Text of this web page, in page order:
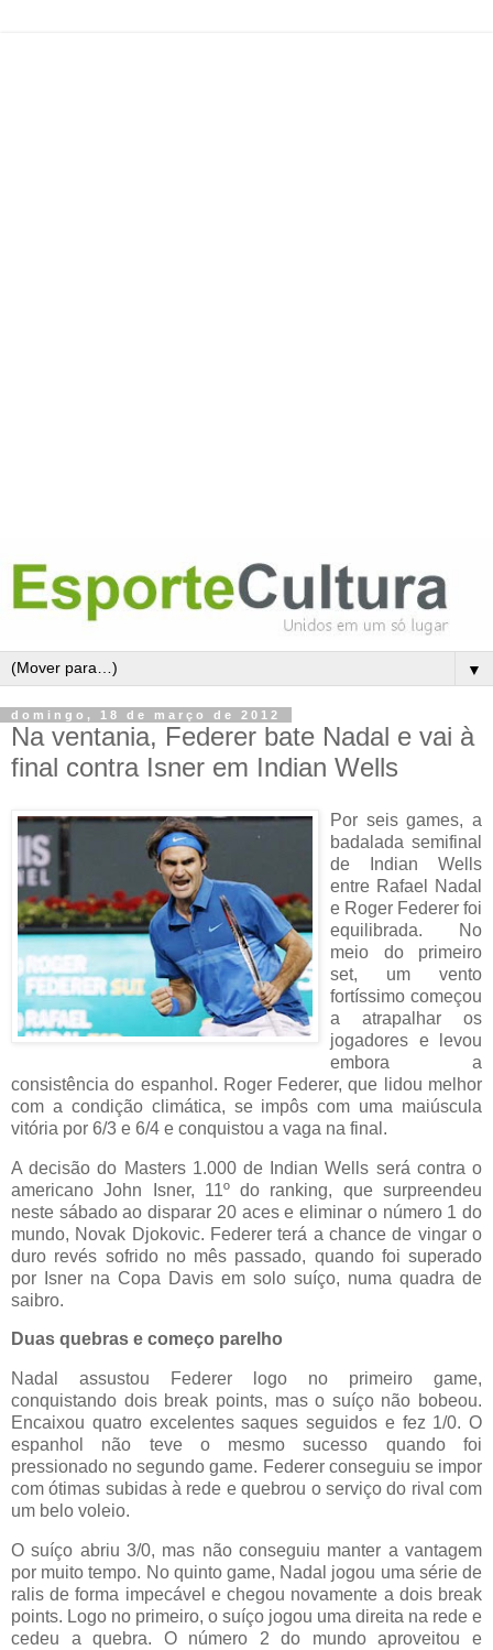
▼
domingo, 18 de março de 2012
Na ventania, Federer bate Nadal e vai à
final contra Isner em Indian Wells
Por seis games, a
badalada semifinal
de Indian Wells
entre Rafael Nadal
e Roger Federer foi
equilibrada. No
meio do primeiro
set, um vento
fortíssimo começou
a atrapalhar os
jogadores e levou
embora a
consistência do espanhol. Roger Federer, que lidou melhor
com a condição climática, se impôs com uma maiúscula
vitória por 6/3 e 6/4 e conquistou a vaga na final.
A decisão do Masters 1.000 de Indian Wells será contra o
americano John Isner, 11º do ranking, que surpreendeu
neste sábado ao disparar 20 aces e eliminar o número 1 do
mundo, Novak Djokovic. Federer terá a chance de vingar o
duro revés sofrido no mês passado, quando foi superado
por Isner na Copa Davis em solo suíço, numa quadra de
saibro.
Duas quebras e começo parelho
Nadal assustou Federer logo no primeiro game,
conquistando dois break points, mas o suíço não bobeou.
Encaixou quatro excelentes saques seguidos e fez 1/0. O
espanhol não teve o mesmo sucesso quando foi
pressionado no segundo game. Federer conseguiu se impor
com ótimas subidas à rede e quebrou o serviço do rival com
um belo voleio.
O suíço abriu 3/0, mas não conseguiu manter a vantagem
por muito tempo. No quinto game, Nadal jogou uma série de
ralis de forma impecável e chegou novamente a dois break
points. Logo no primeiro, o suíço jogou uma direita na rede e
cedeu a quebra. O número 2 do mundo aproveitou e